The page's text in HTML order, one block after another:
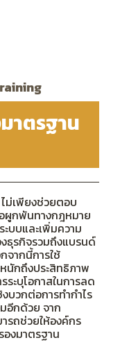
าตรฐาน
ไม่เพียงช่วยตอบ
ผูกพันทางกฎหมาย
บบและเพิ่มความ
ธุรกิจรวมถึงแบรนด์
ากนี้การใช้
นักถึงประสิทธิภาพ
ระบุโอกาสในการลด
บวกต่อการทำกำไร
อีกด้วย จาก
รถช่วยให้องค์กร
องมาตรฐาน